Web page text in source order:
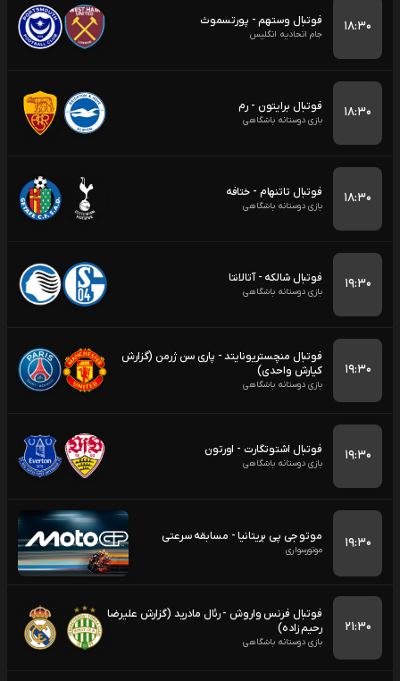
۱۸:۳۰ فوتبال وستهم - پورتسموث
جام اتحادیه انگلیس
۱۸:۳۰ فوتبال برایتون - رم
بازی دوستانه باشگاهی
۱۸:۳۰ فوتبال تاتنهام - ختافه
بازی دوستانه باشگاهی
۱۹:۳۰ فوتبال شالکه - آتالانتا
بازی دوستانه باشگاهی
۱۹:۳۰
فوتبال منچستریونایتد - پاری سن ژرمن (گزارش
کیارش واحدی)
بازی دوستانه باشگاهی
۱۹:۳۰ فوتبال اشتوتگارت - اورتون
بازی دوستانه باشگاهی
۱۹:۳۰ موتو جی پی بریتانیا - مسابقه سرعتی
موتورسواری
۲۱:۳۰
فوتبال فرنس واروش - رئال مادرید (گزارش علیرضا
رحیم زاده)
بازی دوستانه باشگاهی